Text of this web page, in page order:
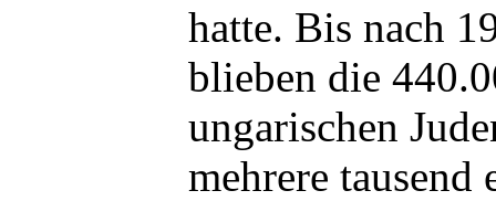
hatte. Bis nach
blieben die
ungarischen
mehrere tausend